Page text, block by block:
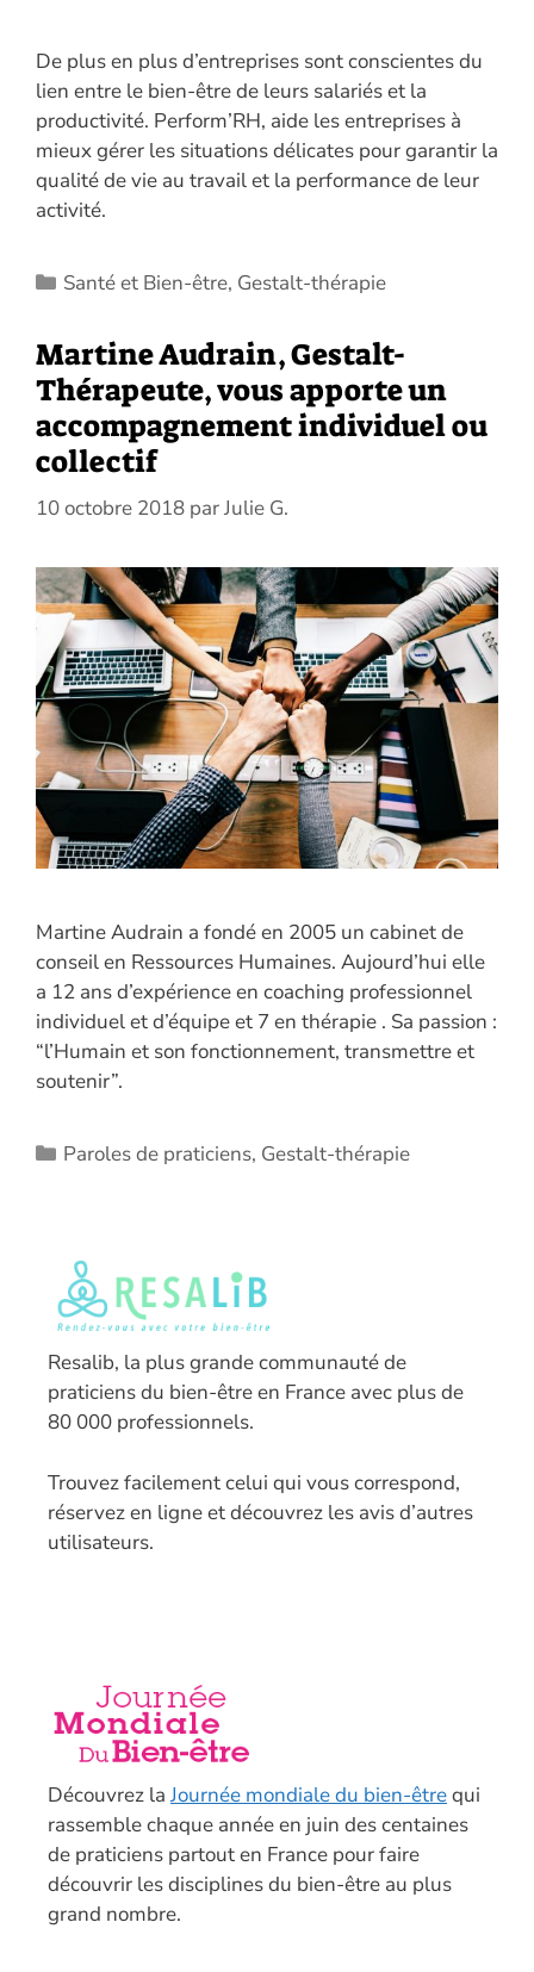
De plus en plus d’entreprises sont conscientes du
lien entre le bien-être de leurs salariés et la
productivité. Perform’RH, aide les entreprises à
mieux gérer les situations délicates pour garantir la
qualité de vie au travail et la performance de leur
activité.
Catégories
Santé et Bien-être, Gestalt-thérapie
Martine Audrain, Gestalt-
Thérapeute, vous apporte un
accompagnement individuel ou
collectif
10 octobre 2018 parJulie G.
Martine Audrain a fondé en 2005 un cabinet de
conseil en Ressources Humaines. Aujourd’hui elle
a 12 ans d’expérience en coaching professionnel
individuel et d’équipe et 7 en thérapie . Sa passion :
“l’Humain et son fonctionnement, transmettre et
soutenir”.
Catégories
Paroles de praticiens, Gestalt-thérapie
Resalib, la plus grande communauté de
praticiens du bien-être en France avec plus de
80 000 professionnels.
Trouvez facilement celui qui vous correspond,
réservez en ligne et découvrez les avis d’autres
utilisateurs.
Découvrez laJournée mondiale du bien-êtrequi
rassemble chaque année en juin des centaines
de praticiens partout en France pour faire
découvrir les disciplines du bien-être au plus
grand nombre.